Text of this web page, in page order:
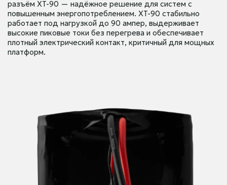
разъём XT-90 — надёжное решение для систем с
повышенным энергопотреблением. XT-90 стабильно
работает под нагрузкой до 90 ампер, выдерживает
высокие пиковые токи без перегрева и обеспечивает
плотный электрический контакт, критичный для мощных
платформ.